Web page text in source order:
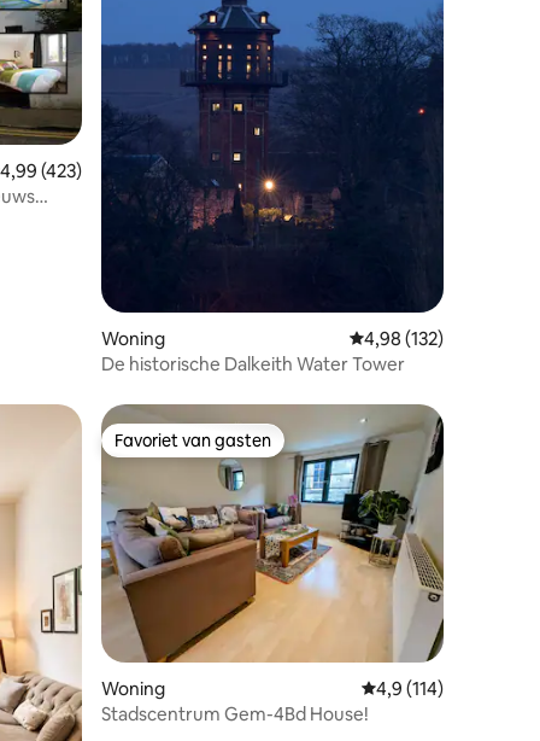
beoordeling van 4,99 uit 5, 423 recensies
4,99 (423)
Woning Gemiddelde
4,98 (132)
De historische Dalkeith Water Tower
Favoriet van gasten
Favoriet van gasten
Woning Gemiddelde
4,9 (114)
Stadscentrum Gem-4Bd House!